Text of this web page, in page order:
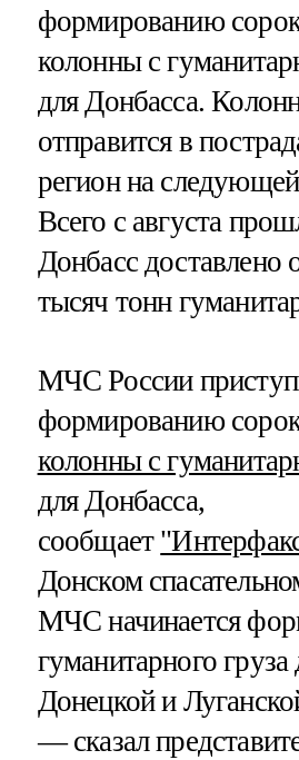
формированию
колонны с
для Донбасса.
отправится в
регион на
Всего с августа
Донбасс доставлено
тысяч тонн
МЧС России
формированию
колонны с
для Донбасса,
сообщает
Донском
МЧС начинается
гуманитарного
Донецкой и
— сказал